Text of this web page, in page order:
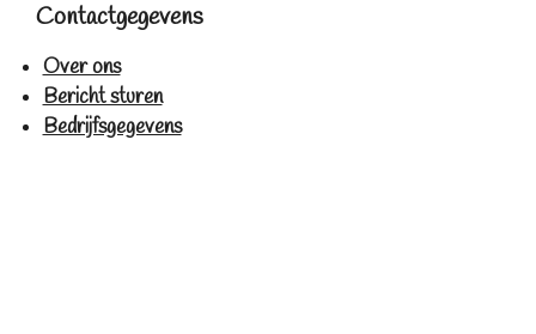
Contactgegevens
Over ons
Bericht sturen
Bedrijfsgegevens